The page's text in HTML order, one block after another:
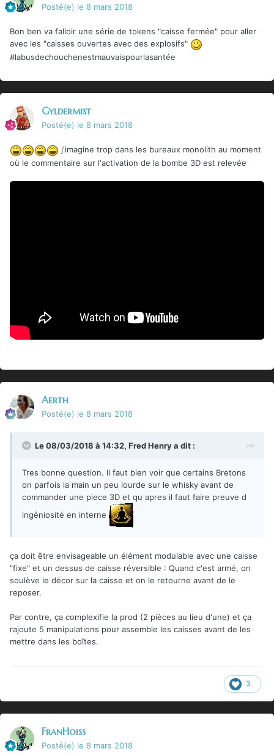
Posté(e) le 8 mars 2018
Bon ben va falloir une série de tokens "caisse fermée" pour aller
avec les "caisses ouvertes avec des explosifs"
#labusdechouchenestmauvaispourlasantée
Gyldermist
Posté(e) le 8 mars 2018
j'imagine trop dans les bureaux monolith au moment
où le commentaire sur l'activation de la bombe 3D est relevée
Aerth
Posté(e) le 8 mars 2018
Le 08/03/2018 à 14:32, Fred Henrya dit :
Tres bonne question. Il faut bien voir que certains Bretons
on parfois la main un peu lourde sur le whisky avant de
commander une piece 3D et qu apres il faut faire preuve d
ingéniosité en interne
ça doit être envisageable un élément modulable avec une caisse
"fixe" et un dessus de caisse réversible : Quand c'est armé, on
soulève le décor sur la caisse et on le retourne avant de le
reposer.
Par contre, ça complexifie la prod (2 pièces au lieu d'une) et ça
rajoute 5 manipulations pour assemble les caisses avant de les
mettre dans les boîtes.
3
FranHoiss
Posté(e) le 8 mars 2018